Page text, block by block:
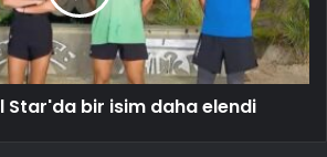
Star'da bir isim daha elendi